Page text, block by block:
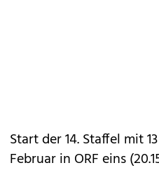
Start der 14. Staffel mit
Februar in ORF eins